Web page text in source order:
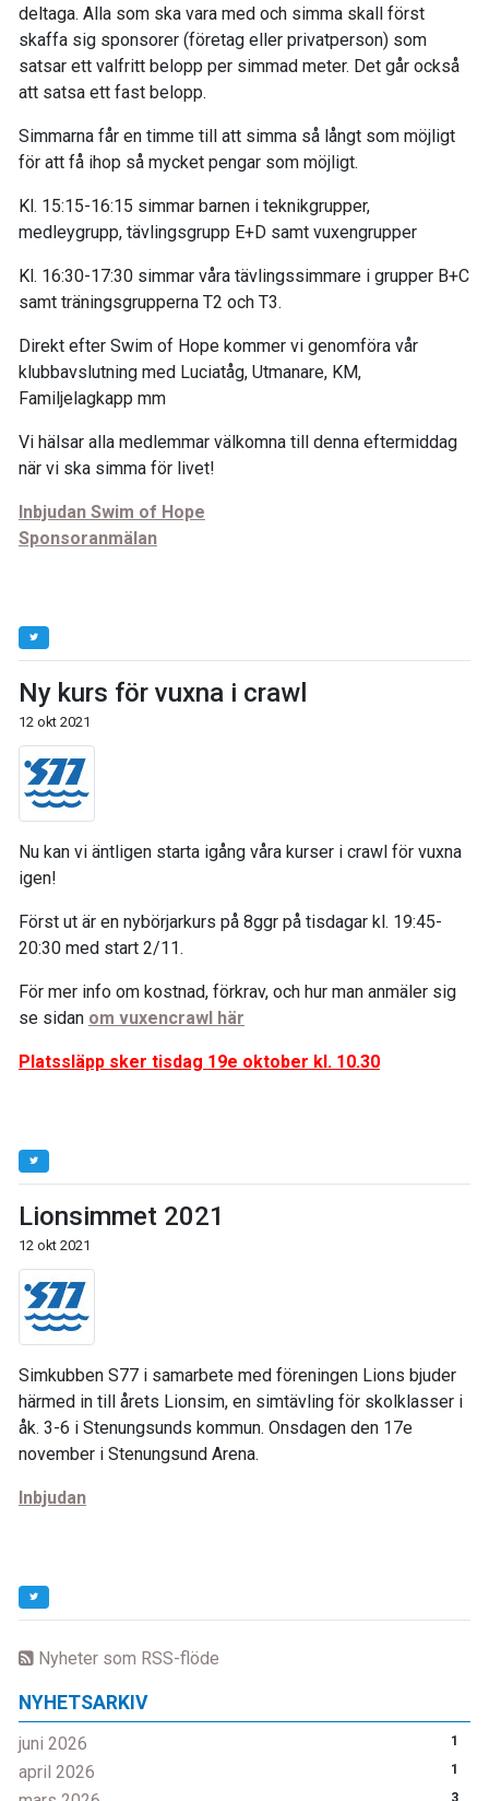
Nyheter som RSS-flöde
NYHETSARKIV
juni 2026 1
april 2026 1
3
deltaga. Alla som ska vara med och simma skall först
skaffa sig sponsorer (företag eller privatperson) som
satsar ett valfritt belopp per simmad meter. Det går också
att satsa ett fast belopp.
Simmarna får en timme till att simma så långt som möjligt
för att få ihop så mycket pengar som möjligt.
Kl. 15:15-16:15 simmar barnen i teknikgrupper,
medleygrupp, tävlingsgrupp E+D samt vuxengrupper
Kl. 16:30-17:30 simmar våra tävlingssimmare i grupper B+C
samt träningsgrupperna T2 och T3.
Direkt efter Swim of Hope kommer vi genomföra vår
klubbavslutning med Luciatåg, Utmanare, KM,
Familjelagkapp mm
Vi hälsar alla medlemmar välkomna till denna eftermiddag
när vi ska simma för livet!
Inbjudan Swim of Hope
Sponsoranmälan
Ny kurs för vuxna i crawl
12 okt 2021
Nu kan vi äntligen starta igång våra kurser i crawl för vuxna
igen!
Först ut är en nybörjarkurs på 8ggr på tisdagar kl. 19:45-
20:30 med start 2/11.
För mer info om kostnad, förkrav, och hur man anmäler sig
se sidan om vuxencrawl här
Platssläpp sker tisdag 19e oktober kl. 10.30
Lionsimmet 2021
12 okt 2021
Simkubben S77 i samarbete med föreningen Lions bjuder
härmed in till årets Lionsim, en simtävling för skolklasser i
åk. 3-6 i Stenungsunds kommun. Onsdagen den 17e
november i Stenungsund Arena.
Inbjudan